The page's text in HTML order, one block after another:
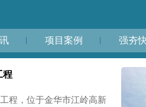
项目案例 强夯
程
程，位于金华市江岭高新